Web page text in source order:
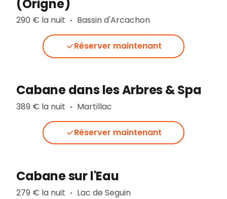
(Origne)
290 € la nuit ▪︎ Bassin d'Arcachon
Réserver maintenant
Cabane dans les Arbres & Spa
389 € la nuit ▪︎ Martillac
Réserver maintenant
Cabane sur l'Eau
279 € la nuit ▪︎ Lac de Seguin